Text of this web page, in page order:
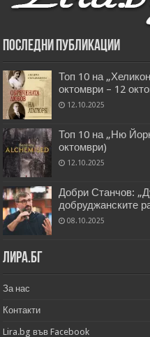
Последни публикации
Топ 10 на
октомври – 12
12.10.2025
Топ 10 на „Ню
октомври)
12.10.2025
Добри Станчов:
добруджанските
08.10.2025
Лира.бг
За нас
Контакти
Lira.bg във Facebook